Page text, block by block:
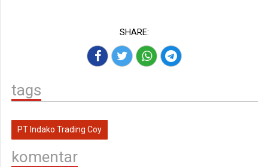
SHARE:
tags
PT Indako Trading Coy
komentar